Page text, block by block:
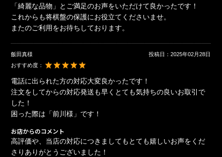
「綺麗な品物」とご満足のお声をいただけて良かったです！
これからも将棋盤の保護にお役立てくださいませ。
またのご利用をお待ちしております。
飯田真様 投稿日：2025年02月28日
おすすめ度：
電話に出られた方の対応大変良かったです！
注文をしてからの対応発送も早くとても気持ちの良いお取引で
した！
困った際は「前川様」です！
お店からのコメント
高評価や、当店の対応につきましてもとても嬉しいお声をくだ
さりありがとうございました！